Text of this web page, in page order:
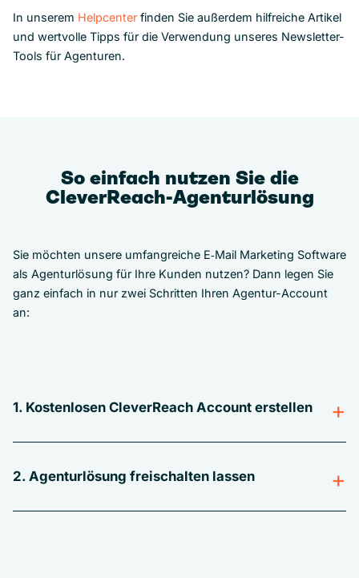
In unserem Helpcenter finden Sie außerdem hilfreiche Artikel
und wertvolle Tipps für die Verwendung unseres Newsletter-
Tools für Agenturen.
So einfach nutzen Sie die
CleverReach-Agenturlösung
Sie möchten unsere umfangreiche E‑Mail Marketing Software
als Agenturlösung für Ihre Kunden nutzen? Dann legen Sie
ganz einfach in nur zwei Schritten Ihren Agentur-Account
an:
1. Kostenlosen CleverReach Account erstellen
2. Agenturlösung freischalten lassen